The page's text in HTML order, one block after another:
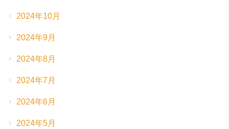
2024年10月
2024年9月
2024年8月
2024年7月
2024年6月
2024年5月